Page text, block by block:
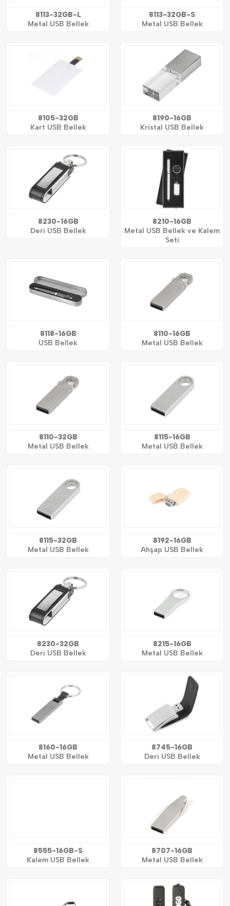
8113-32GB-L
Metal USB Bellek
8113-32GB-S
Metal USB Bellek
8105-32GB
Kart USB Bellek
8190-16GB
Kristal USB Bellek
8230-16GB
Deri USB Bellek
8210-16GB
Metal USB Bellek ve Kalem
Seti
8118-16GB
USB Bellek
8110-16GB
Metal USB Bellek
8110-32GB
Metal USB Bellek
8115-16GB
Metal USB Bellek
8115-32GB
Metal USB Bellek
8192-16GB
Ahşap USB Bellek
8230-32GB
Deri USB Bellek
8215-16GB
Metal USB Bellek
8160-16GB
Metal USB Bellek
8745-16GB
Deri USB Bellek
8555-16GB-S
Kalem USB Bellek
8707-16GB
Metal USB Bellek